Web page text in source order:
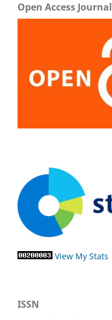
Open Access Journal
View My Stats
ISSN